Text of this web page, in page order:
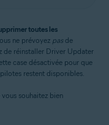
toutes les
ne prévoyez pasde
de réinstaller Driver Updater
case désactivée pour que
restent disponibles.
souhaitez bien